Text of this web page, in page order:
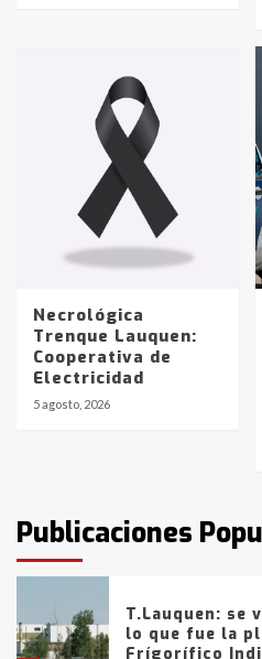
Necrológica
Trenque Lauquen:
Cooperativa de
Electricidad
5 agosto, 2026
Publicaciones
pampeanos
en la mañana
Accidente en
joven de
Los precios
La Pampa,
entre 857 a
La Bolsa de
Blanca
con lluvias y
fueron
tarde del
T.Lauquen: se
lo que fue la
Frígorífico